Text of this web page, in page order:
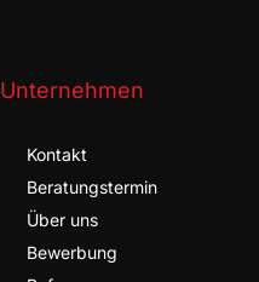
Unternehmen
Kontakt
Beratungstermin
Über uns
Bewerbung